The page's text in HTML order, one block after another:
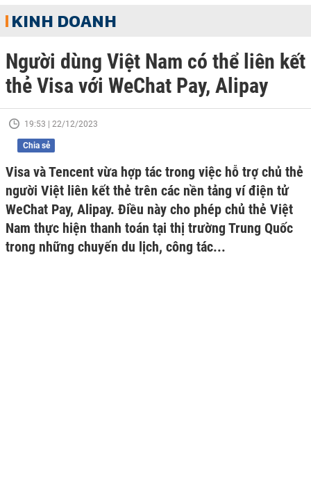
KINH DOANH
Người dùng Việt Nam có thể liên kết
thẻ Visa với WeChat Pay, Alipay
19:53 | 22/12/2023
Chia sẻ
Visa và Tencent vừa hợp tác trong việc hỗ trợ chủ thẻ
người Việt liên kết thẻ trên các nền tảng ví điện tử
WeChat Pay, Alipay. Điều này cho phép chủ thẻ Việt
Nam thực hiện thanh toán tại thị trường Trung Quốc
trong những chuyến du lịch, công tác...